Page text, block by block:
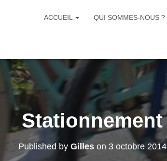
ACCUEIL QUI SOMMES-NOUS ?
Stationnement
Published by Gilleson 3 octobre 2014